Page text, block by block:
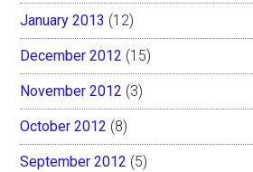
January 2013 (12)
December 2012 (15)
November 2012 (3)
October 2012 (8)
September 2012 (5)